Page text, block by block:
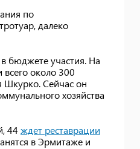
по
далеко
бюджете участия. На
около 300
Шкурко. Сейчас он
хозяйства
44 ждет реставрации
в Эрмитаже и